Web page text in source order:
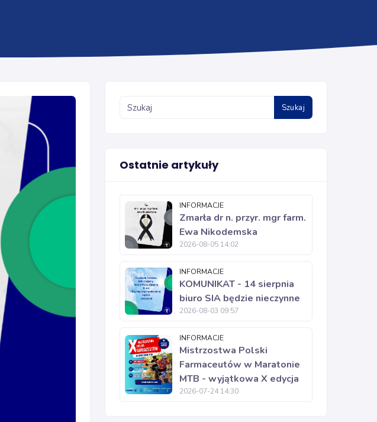
Szukaj
Ostatnie artykuły
INFORMACJE
Zmarła dr n. przyr. mgr farm.
Ewa Nikodemska
2026-08-05 14:02
INFORMACJE
KOMUNIKAT - 14 sierpnia
biuro SIA będzie nieczynne
2026-08-03 09:57
INFORMACJE
Mistrzostwa Polski
Farmaceutów w Maratonie
MTB - wyjątkowa X edycja
2026-07-24 14:30